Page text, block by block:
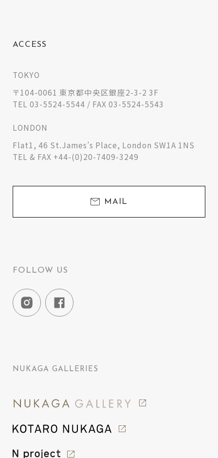
ACCESS
TOKYO
〒104-0061 東京都中央区銀座2-3-2 3F
TEL 03-5524-5544 / FAX 03-5524-5543
LONDON
Flat1, 46 St.James’s Place, London SW1A 1NS
TEL & FAX +44-(0)20-7409-3249
MAIL
FOLLOW US
NUKAGA GALLERIES